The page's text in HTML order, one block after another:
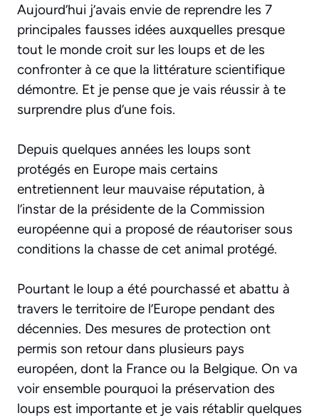
​Aujourd’hui j’avais envie de reprendre les 7
principales fausses idées auxquelles presque
tout le monde croit sur les loups et de les
confronter à ce que la littérature scientifique
démontre. Et je pense que je vais réussir à te
surprendre plus d’une fois.
Depuis quelques années les loups sont
protégés en Europe mais certains
entretiennent leur mauvaise réputation, à
l’instar de la présidente de la Commission
européenne qui a proposé de réautoriser sous
conditions la chasse de cet animal protégé.
Pourtant le loup a été pourchassé et abattu à
travers le territoire de l’Europe pendant des
décennies. Des mesures de protection ont
permis son retour dans plusieurs pays
européen, dont la France ou la Belgique. On va
voir ensemble pourquoi la préservation des
loups est importante et je vais rétablir quelques